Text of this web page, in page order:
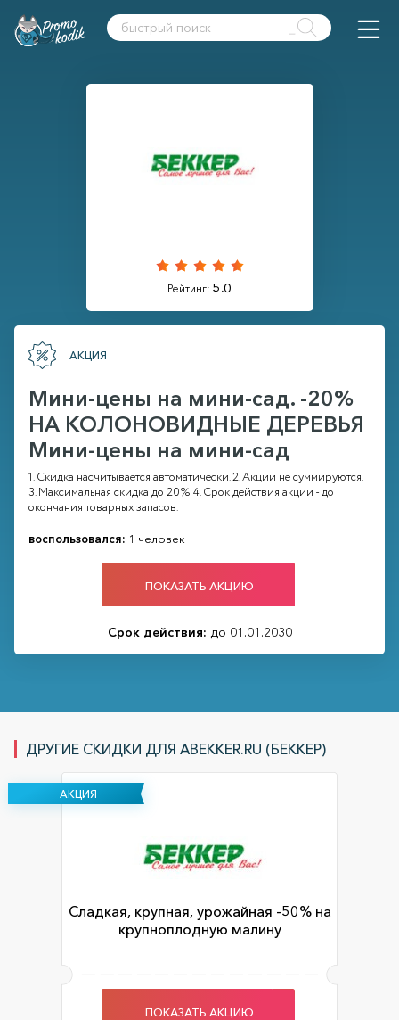
Рейтинг: 5.0
АКЦИЯ
Мини-цены на мини-сад. -20%
НА КОЛОНОВИДНЫЕ ДЕРЕВЬЯ
Мини-цены на мини-сад
1. Скидка насчитывается автоматически. 2. Акции не суммируются.
3. Максимальная скидка до 20% 4. Срок действия акции - до
окончания товарных запасов.
воспользовался: 1 человек
ПОКАЗАТЬ АКЦИЮ
Срок действия: до 01.01.2030
ДРУГИЕ СКИДКИ ДЛЯ ABEKKER.RU (БЕККЕР)
АКЦИЯ
Сладкая, крупная, урожайная -50% на
крупноплодную малину
ПОКАЗАТЬ АКЦИЮ